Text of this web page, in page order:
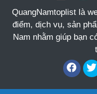
QuangNamtoplist là
điểm, dịch vụ, sản
Nam nhằm giúp bạn